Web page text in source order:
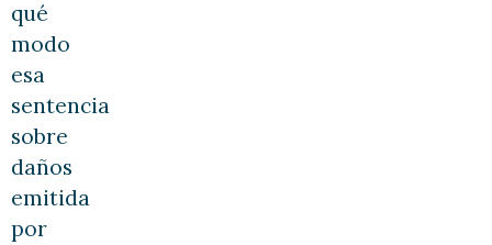
qué
modo
esa
sentencia
sobre
daños
emitida
por